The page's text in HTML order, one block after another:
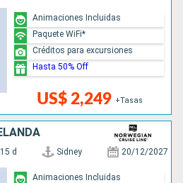
US$ 2,249 +Tasas
Animaciones Incluidas
Paquete WiFi*
Créditos para excursiones
Hasta 50% Off
15 d Sidney 20/12/2027
Animaciones Incluidas